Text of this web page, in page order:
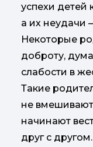
успехи детей
а их неудачи
Некоторые
доброту,
слабости в
Такие
не
начинают
друг с